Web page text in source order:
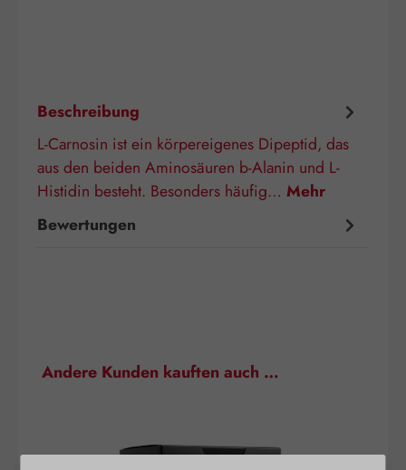
Beschreibung
L-Carnosin ist ein körpereigenes Dipeptid, das
aus den beiden Aminosäuren b-Alanin und L-
Histidin besteht. Besonders häufig… Mehr
Bewertungen
Produktgalerie überspringen
Andere Kunden kauften auch …